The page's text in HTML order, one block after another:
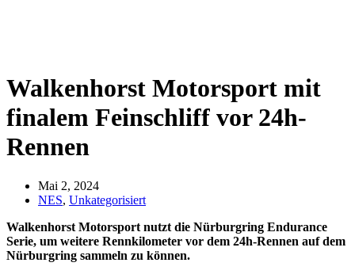
Walkenhorst Motorsport mit
finalem Feinschliff vor 24h-
Rennen
Mai 2, 2024
NES, Unkategorisiert
Walkenhorst Motorsport nutzt die Nürburgring Endurance
Serie, um weitere Rennkilometer vor dem 24h-Rennen auf dem
Nürburgring sammeln zu können.